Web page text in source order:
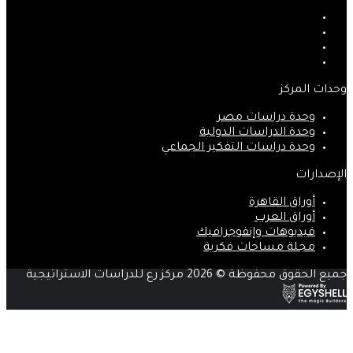
وحدات المركز
وحدة دراسات مصر
وحدة الدراسات الدولية
وحدة دراسات التفكير الجماعي
الإصدارات
أوراق القاهرة
أوراق العرب
فيديوهات وإنفوجرافيك
مجلة مساحات فكرية
جميع الحقوق محفوظة © 2026 مركز رع للدراسات الاستراتيجية